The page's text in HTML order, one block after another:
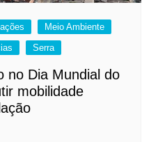
Meio Ambiente
Serra
no Dia Mundial do
mobilidade